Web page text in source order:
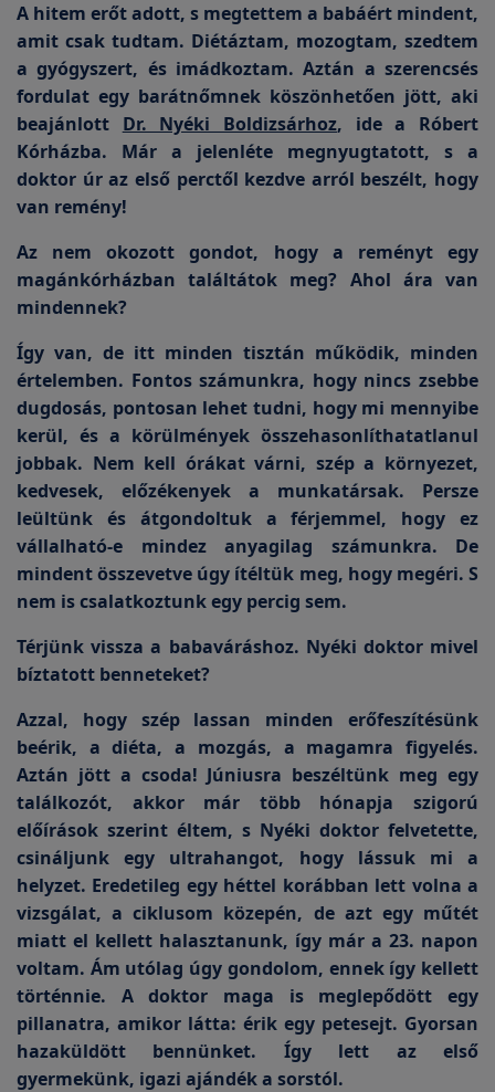
A hitem erőt adott, s megtettem a babáért mindent,
amit csak tudtam. Diétáztam, mozogtam, szedtem
a gyógyszert, és imádkoztam. Aztán a szerencsés
fordulat egy barátnőmnek köszönhetően jött, aki
beajánlott Dr. Nyéki Boldizsárhoz, ide a Róbert
Kórházba. Már a jelenléte megnyugtatott, s a
doktor úr az első perctől kezdve arról beszélt, hogy
van remény!
Az nem okozott gondot, hogy a reményt egy
magánkórházban találtátok meg? Ahol ára van
mindennek?
Így van, de itt minden tisztán működik, minden
értelemben. Fontos számunkra, hogy nincs zsebbe
dugdosás, pontosan lehet tudni, hogy mi mennyibe
kerül, és a körülmények összehasonlíthatatlanul
jobbak. Nem kell órákat várni, szép a környezet,
kedvesek, előzékenyek a munkatársak. Persze
leültünk és átgondoltuk a férjemmel, hogy ez
vállalható-e mindez anyagilag számunkra. De
mindent összevetve úgy ítéltük meg, hogy megéri. S
nem is csalatkoztunk egy percig sem.
Térjünk vissza a babaváráshoz. Nyéki doktor mivel
bíztatott benneteket?
Azzal, hogy szép lassan minden erőfeszítésünk
beérik, a diéta, a mozgás, a magamra figyelés.
Aztán jött a csoda! Júniusra beszéltünk meg egy
találkozót, akkor már több hónapja szigorú
előírások szerint éltem, s Nyéki doktor felvetette,
csináljunk egy ultrahangot, hogy lássuk mi a
helyzet. Eredetileg egy héttel korábban lett volna a
vizsgálat, a ciklusom közepén, de azt egy műtét
miatt el kellett halasztanunk, így már a 23. napon
voltam. Ám utólag úgy gondolom, ennek így kellett
történnie. A doktor maga is meglepődött egy
pillanatra, amikor látta: érik egy petesejt. Gyorsan
hazaküldött bennünket. Így lett az első
gyermekünk, igazi ajándék a sorstól.